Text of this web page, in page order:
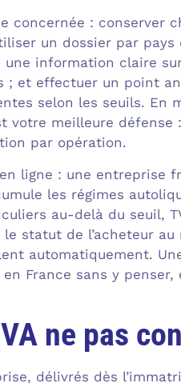
concernée : conserver
un dossier par pays
information claire
; et effectuer un point
selon les seuils. En
meilleure défense
par opération.
ligne : une entreprise
les régimes
au-delà du seuil,
statut de l’acheteur
automatiquement.
France sans y
ne pas
délivrés dès